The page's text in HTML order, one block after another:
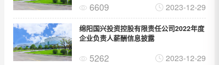
6609 2023-12-29
绵阳国兴投资控股有限责任公司2022年度
企业负责人薪酬信息披露
5262 2023-12-29